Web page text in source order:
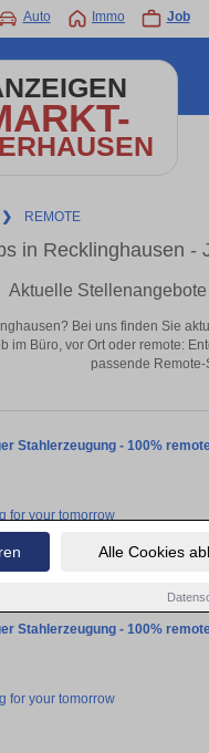
Alle Cookies
Auto Immo Job
❯ REMOTE
in Recklinghausen -
Aktuelle
Bei uns finden Sie
im Büro, vor Ort oder remote:
passende
Stahlerzeugung - 100%
for your tomorrow
Stahlerzeugung - 100%
for your tomorrow